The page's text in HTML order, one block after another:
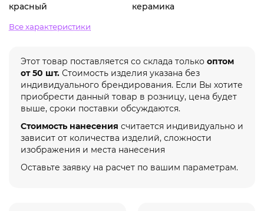
красный керамика
Все характеристики
Этот товар поставляется со склада только оптом
от 50 шт. Стоимость изделия указана без
индивидуального брендирования. Если Вы хотите
приобрести данный товар в розницу, цена будет
выше, сроки поставки обсуждаются.
Стоимость нанесения считается индивидуально и
зависит от количества изделий, сложности
изображения и места нанесения
Оставьте заявку на расчет по вашим параметрам.